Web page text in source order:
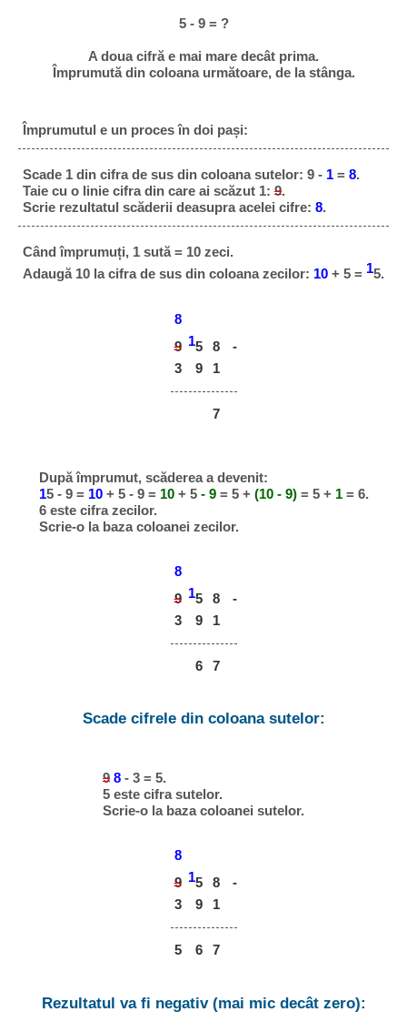
5 - 9 = ?
A doua cifră e mai mare decât prima.
Împrumută din coloana următoare, de la stânga.
Împrumutul e un proces în doi pași:
Scade 1 din cifra de sus din coloana sutelor: 9 - 1 = 8.
Taie cu o linie cifra din care ai scăzut 1: 9.
Scrie rezultatul scăderii deasupra acelei cifre: 8.
Când împrumuți, 1 sută = 10 zeci.
Adaugă 10 la cifra de sus din coloana zecilor: 10 + 5 = 15.
8
9 15 8
-
3
9 1
7
După împrumut, scăderea a devenit:
15 - 9 = 10+ 5 - 9 = 10+ 5 - 9= 5 + (10 - 9)= 5 + 1= 6.
6 este cifra zecilor.
Scrie-o la baza coloanei zecilor.
8
9 15 8
-
3
9 1
6 7
Scade cifrele din coloana sutelor:
9 8 - 3 = 5.
5 este cifra sutelor.
Scrie-o la baza coloanei sutelor.
8
9 15 8
-
3
9 1
5 6 7
Rezultatul va fi negativ (mai mic decât zero):